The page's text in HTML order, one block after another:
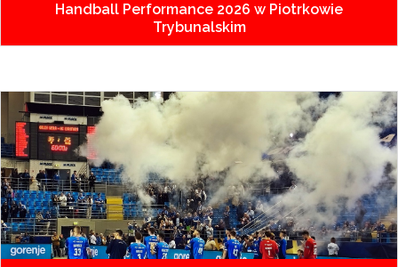
Handball Performance 2026 w Piotrkowie
Trybunalskim